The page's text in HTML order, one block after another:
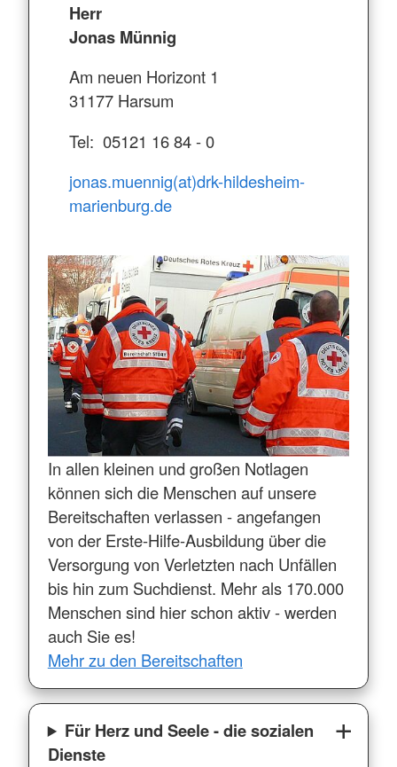
Herr
Jonas Münnig
Am neuen Horizont 1
31177 Harsum
Tel: 05121 16 84 - 0
jonas.muennig(at)drk-hildesheim-
marienburg.de
In allen kleinen und großen Notlagen
können sich die Menschen auf unsere
Bereitschaften verlassen - angefangen
von der Erste-Hilfe-Ausbildung über die
Versorgung von Verletzten nach Unfällen
bis hin zum Suchdienst. Mehr als 170.000
Menschen sind hier schon aktiv - werden
auch Sie es!
Mehr zu den Bereitschaften
Für Herz und Seele - die sozialen
Dienste